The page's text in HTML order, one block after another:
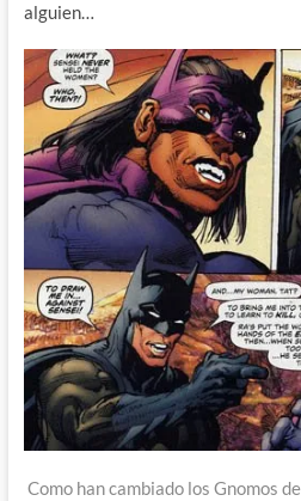
alguien…
Como han cambiado los Gnomos